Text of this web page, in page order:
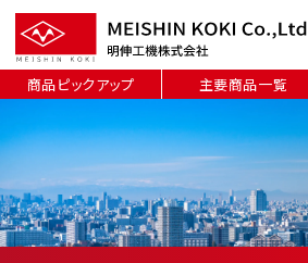
商品ピックアップ 主要商品一覧